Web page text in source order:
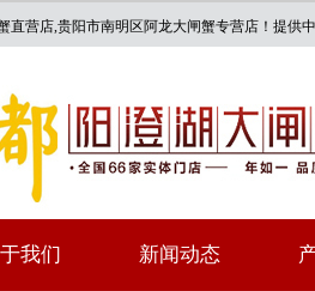
直营店,贵阳市南明区阿龙大闸蟹专营店！提供
我们 新闻动态